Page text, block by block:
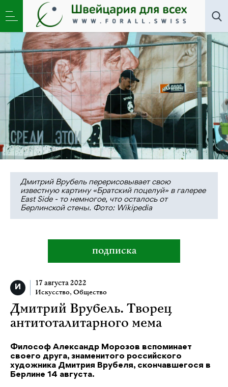
Искусство, Новости,Общество»Дмитрий Врубель.
Творец антитоталитарного мема
Дмитрий Врубель перерисовывает свою
известную картину «Братский поцелуй» в галерее
East Side - то немногое, что осталось от
Берлинской стены. Фото: Wikipedia
подписка
17 августа 2022
Искусство, Общество
Дмитрий Врубель. Творец
антитоталитарного мема
Философ Александр Морозов вспоминает
своего друга, знаменитого российского
художника Дмитрия Врубеля, скончавшегося в
Берлине 14 августа.